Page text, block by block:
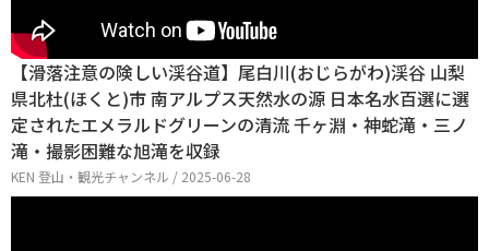
【滑落注意の険しい渓谷道】尾白川(おじらがわ)渓谷 山梨
県北杜(ほくと)市 南アルプス天然水の源 日本名水百選に選
定されたエメラルドグリーンの清流 千ヶ淵・神蛇滝・三ノ
滝・撮影困難な旭滝を収録
KEN 登山・観光チャンネル / 2025-06-28